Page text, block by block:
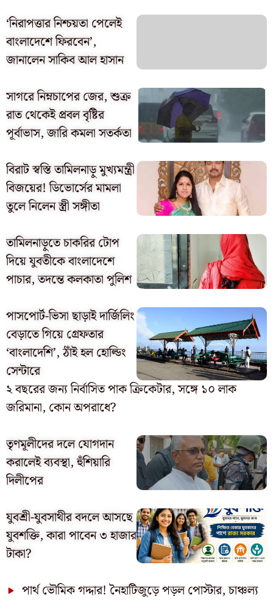
‘নিরাপত্তার নিশ্চয়তা পেলেই
বাংলাদেশে ফিরবেন’,
জানালেন সাকিব আল হাসান
সাগরে নিম্নচাপের জের, শুক্র
রাত থেকেই প্রবল বৃষ্টির
পূর্বাভাস, জারি কমলা সতর্কতা
বিরাট স্বস্তি তামিলনাড়ু মুখ্যমন্ত্রী
বিজয়ের! ডিভোর্সের মামলা
তুলে নিলেন স্ত্রী সঙ্গীতা
তামিলনাড়ুতে চাকরির টোপ
দিয়ে যুবতীকে বাংলাদেশে
পাচার, তদন্তে কলকাতা পুলিশ
পাসপোর্ট-ভিসা ছাড়াই দার্জিলিং
বেড়াতে গিয়ে গ্রেফতার
‘বাংলাদেশি’, ঠাঁই হল হোল্ডিং
সেন্টারে
২ বছরের জন্য নির্বাসিত পাক ক্রিকেটার, সঙ্গে ১০ লাক
জরিমানা, কোন অপরাধে?
তৃণমূলীদের দলে যোগদান
করালেই ব্যবস্থা, হুঁশিয়ারি
দিলীপের
যুবশ্রী-যুবসাথীর বদলে আসছে
যুবশক্তি, কারা পাবেন ৩ হাজার
টাকা?
পার্থ ভৌমিক গদ্দার! নৈহাটিজুড়ে পড়ল পোস্টার, চাঞ্চল্য